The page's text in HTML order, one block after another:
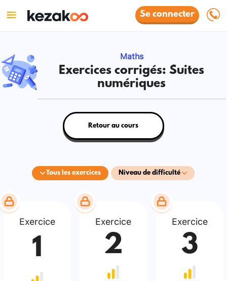
Se connecter
Maths
Exercices corrigés: Suites
numériques
Tous les exercices Niveau de difficulté
Retour au cours
Exercice
1
Exercice
2
Exercice
3